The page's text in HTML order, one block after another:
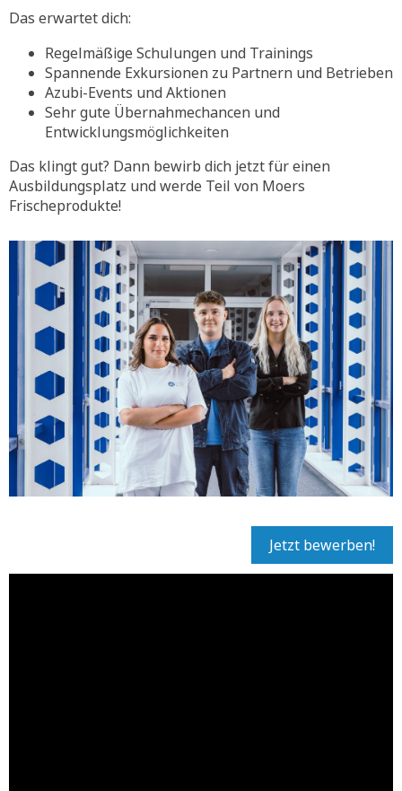
Das erwartet dich:
Regelmäßige Schulungen und Trainings
Spannende Exkursionen zu Partnern und Betrieben
Azubi-Events und Aktionen
Sehr gute Übernahmechancen und
Entwicklungsmöglichkeiten
Das klingt gut? Dann bewirb dich jetzt für einen
Ausbildungsplatz und werde Teil von Moers
Frischeprodukte!
Jetzt bewerben!